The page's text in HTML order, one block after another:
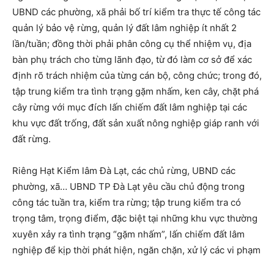
UBND các phường, xã phải bố trí kiểm tra thực tế công tác
quản lý bảo vệ rừng, quản lý đất lâm nghiệp ít nhất 2
lần/tuần; đồng thời phải phân công cụ thể nhiệm vụ, địa
bàn phụ trách cho từng lãnh đạo, từ đó làm cơ sở để xác
định rõ trách nhiệm của từng cán bộ, công chức; trong đó,
tập trung kiểm tra tình trạng gặm nhấm, ken cây, chặt phá
cây rừng với mục đích lấn chiếm đất lâm nghiệp tại các
khu vực đất trống, đất sản xuất nông nghiệp giáp ranh với
đất rừng.
Riêng Hạt Kiểm lâm Đà Lạt, các chủ rừng, UBND các
phường, xã… UBND TP Đà Lạt yêu cầu chủ động trong
công tác tuần tra, kiểm tra rừng; tập trung kiểm tra có
trọng tâm, trọng điểm, đặc biệt tại những khu vực thường
xuyên xảy ra tình trạng “gặm nhấm”, lấn chiếm đất lâm
nghiệp để kịp thời phát hiện, ngăn chặn, xử lý các vi phạm